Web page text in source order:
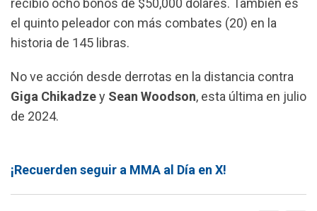
recibió ocho bonos de $50,000 dólares. También es
el quinto peleador con más combates (20) en la
historia de 145 libras.
No ve acción desde derrotas en la distancia contra
Giga Chikadzey Sean Woodson, esta última en julio
de 2024.
¡Recuerden seguir a MMA al Día en X!